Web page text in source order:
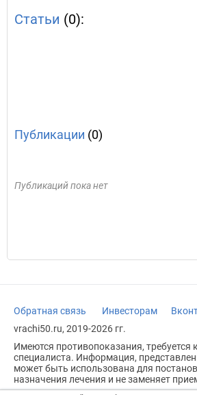
Статьи (0):
Публикации (0)
Публикаций пока нет
Обратная связь Инвесторам
vrachi50.ru, 2019-2026 гг.
Имеются противопоказания, требуется
специалиста. Информация,
может быть использована для
назначения лечения и не заменяет